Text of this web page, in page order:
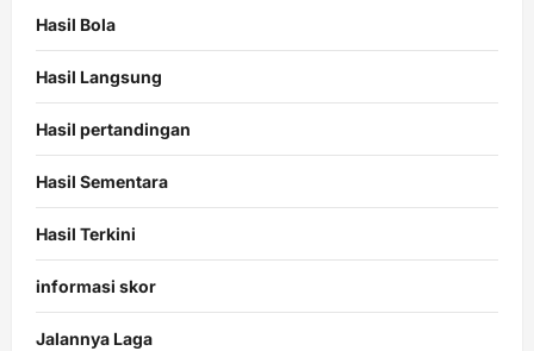
Hasil Bola
Hasil Langsung
Hasil pertandingan
Hasil Sementara
Hasil Terkini
informasi skor
Jalannya Laga